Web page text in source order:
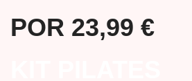
POR 23,99 €